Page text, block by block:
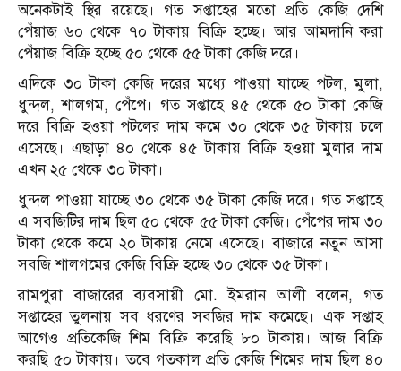
অনেকটাই স্থির রয়েছে। গত সপ্তাহের মতো প্রতি কেজি দেশি
পেঁয়াজ ৬০ থেকে ৭০ টাকায় বিক্রি হচ্ছে। আর আমদানি করা
পেঁয়াজ বিক্রি হচ্ছে ৫০ থেকে ৫৫ টাকা কেজি দরে।
এদিকে ৩০ টাকা কেজি দরের মধ্যে পাওয়া যাচ্ছে পটল, মুলা,
ধুন্দল, শালগম, পেঁপে। গত সপ্তাহে ৪৫ থেকে ৫০ টাকা কেজি
দরে বিক্রি হওয়া পটলের দাম কমে ৩০ থেকে ৩৫ টাকায় চলে
এসেছে। এছাড়া ৪০ থেকে ৪৫ টাকায় বিক্রি হওয়া মুলার দাম
এখন ২৫ থেকে ৩০ টাকা।
ধুন্দল পাওয়া যাচ্ছে ৩০ থেকে ৩৫ টাকা কেজি দরে। গত সপ্তাহে
এ সবজিটির দাম ছিল ৫০ থেকে ৫৫ টাকা কেজি। পেঁপের দাম ৩০
টাকা থেকে কমে ২০ টাকায় নেমে এসেছে। বাজারে নতুন আসা
সবজি শালগমের কেজি বিক্রি হচ্ছে ৩০ থেকে ৩৫ টাকা।
রামপুরা বাজারের ব্যবসায়ী মো. ইমরান আলী বলেন, গত
সপ্তাহের তুলনায় সব ধরণের সবজির দাম কমেছে। এক সপ্তাহ
আগেও প্রতিকেজি শিম বিক্রি করেছি ৮০ টাকায়। আজ বিক্রি
করছি ৫০ টাকায়। তবে গতকাল প্রতি কেজি শিমের দাম ছিল ৪০